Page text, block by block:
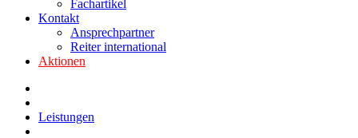
Fachartikel
Kontakt
Ansprechpartner
Reiter international
Aktionen
Leistungen